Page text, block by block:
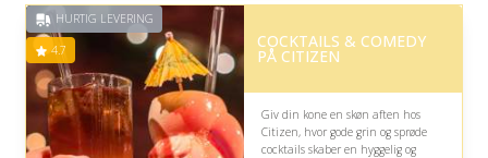
Fremragende Trustpilot rating
HURTIG LEVERING
4.7 COCKTAILS & COMEDY
PÅ CITIZEN
Giv din kone en skøn aften hos
Citizen, hvor gode grin og sprøde
cocktails skaber en hyggelig og